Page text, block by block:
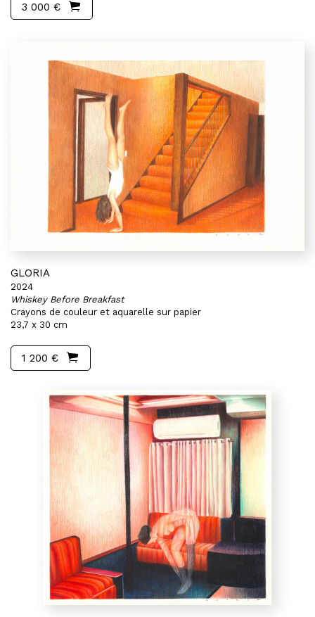
3 000 €
GLORIA
2024
Whiskey Before Breakfast
Crayons de couleur et aquarelle sur papier
23,7 x 30 cm
1 200 €